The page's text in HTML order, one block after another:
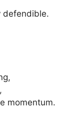
defendible.
momentum.